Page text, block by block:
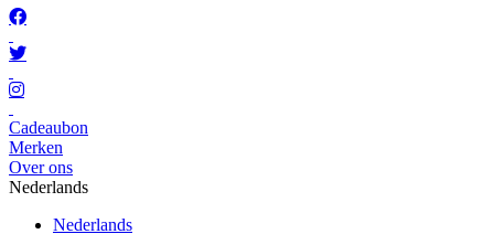
Cadeaubon
Merken
Over ons
Nederlands
Nederlands